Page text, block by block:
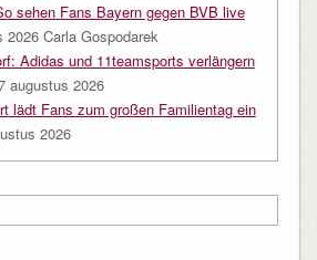
sehen Fans Bayern gegen BVB live
2026 Carla Gospodarek
Adidas und 11teamsports verlängern
augustus 2026
lädt Fans zum großen Familientag ein
2026